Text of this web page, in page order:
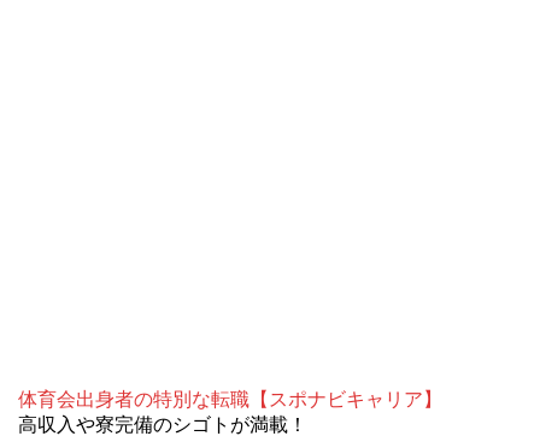
体育会出身者の特別な転職【スポナビキャリア】
高収入や寮完備のシゴトが満載！